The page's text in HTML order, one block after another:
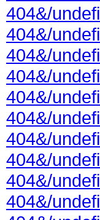
404&/
404&/
404&/
404&/
404&/
404&/
404&/
404&/
404&/
404&/